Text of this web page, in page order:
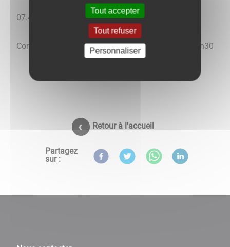
07.49.00.27.70 - anneliseauguste.diet@gmail.com
Consultations sur RDV - jeudi et vendredi 16h30-20h30
Retour à l'accueil
Partagez
sur :
Tout accepter
Tout refuser
Personnaliser